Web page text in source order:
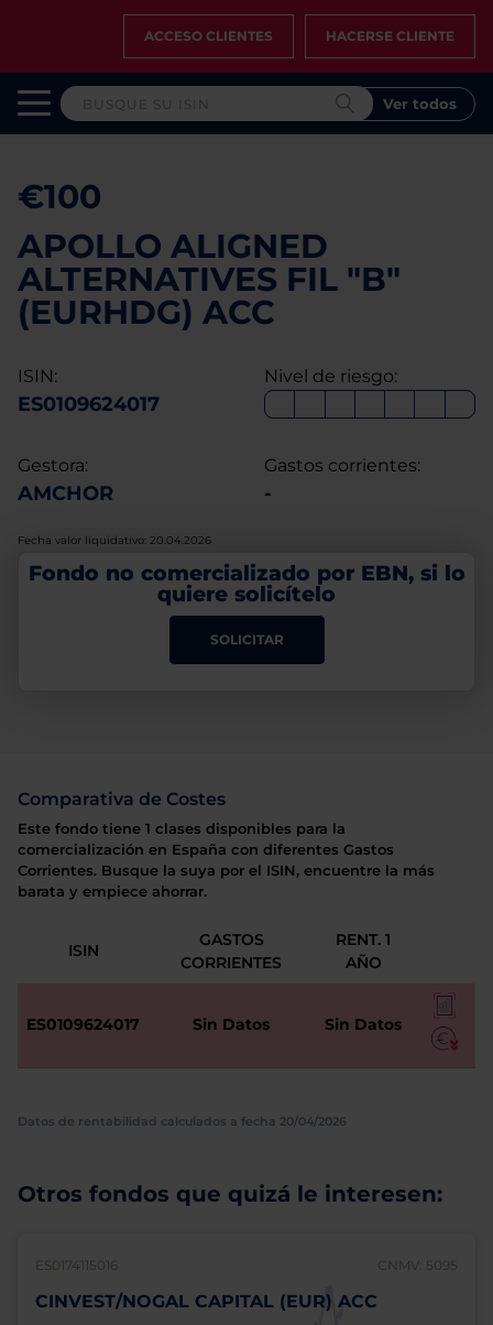
ACCESO CLIENTES HACERSE CLIENTE
Ver todos
€100
APOLLO ALIGNED
ALTERNATIVES FIL "B"
(EURHDG) ACC
ISIN:
ES0109624017
Nivel de riesgo:
Gestora:
AMCHOR
Gastos corrientes:
-
Fecha valor liquidativo: 20.04.2026
Fondo no comercializado por EBN, si lo
quiere solicítelo
SOLICITAR
Comparativa de Costes
Este fondo tiene 1 clases disponibles para la
comercialización en España con diferentes Gastos
Corrientes. Busque la suya por el ISIN, encuentre la más
barata y empiece ahorrar.
ISIN
GASTOS
CORRIENTES
RENT. 1
AÑO
ES0109624017 Sin Datos Sin Datos
Datos de rentabilidad calculados a fecha 20/04/2026
Otros fondos que quizá le interesen:
ES0174115016 CNMV: 5095
CINVEST/NOGAL CAPITAL (EUR) ACC